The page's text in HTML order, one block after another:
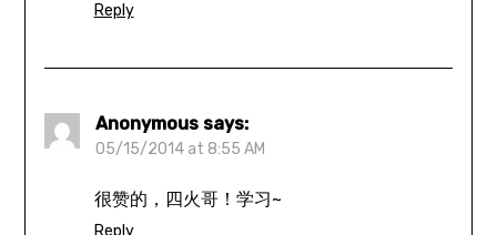
Reply
Anonymous says:
05/15/2014 at 8:55 AM
很赞的，四火哥！学习~